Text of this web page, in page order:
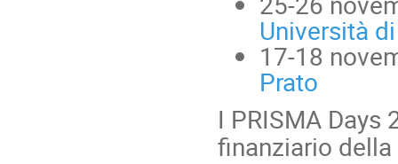
Università
17-18
Prato
I PRISMA
finanziario della